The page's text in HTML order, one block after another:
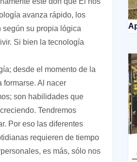
avanza rápido, los
según su propia lógica
Si bien la tecnología
desde el momento de la
formarse. Al nacer
son habilidades que
Tendremos
Por eso las diferentes
requieren de tiempo
es más, sólo nos